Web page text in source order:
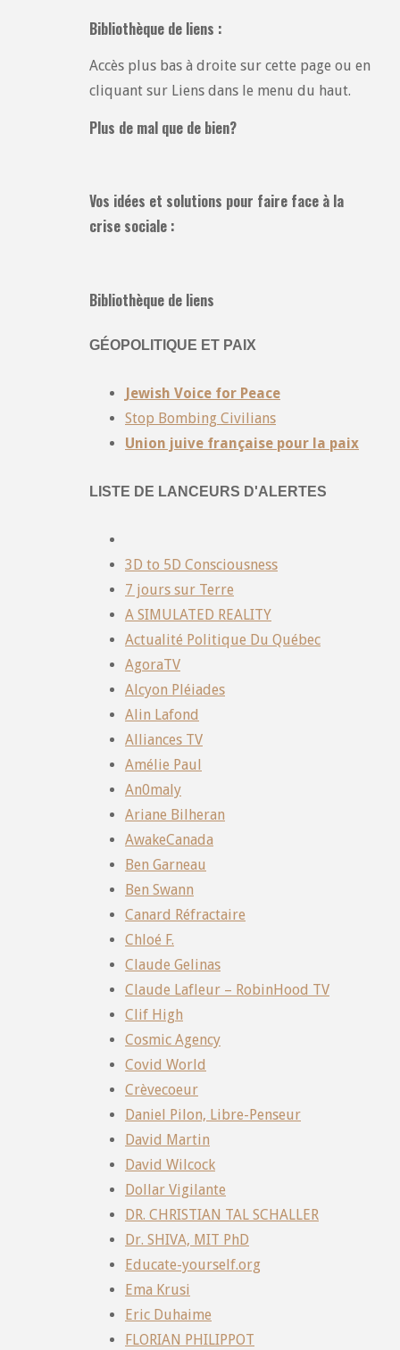
Bibliothèque de liens :
Accès plus bas à droite sur cette page ou en
cliquant sur Liens dans le menu du haut.
Plus de mal que de bien?
Vos idées et solutions pour faire face à la
crise sociale :
Bibliothèque de liens
GÉOPOLITIQUE ET PAIX
Jewish Voice for Peace
Stop Bombing Civilians
Union juive française pour la paix
LISTE DE LANCEURS D'ALERTES
3D to 5D Consciousness
7 jours sur Terre
A SIMULATED REALITY
Actualité Politique Du Québec
AgoraTV
Alcyon Pléiades
Alin Lafond
Alliances TV
Amélie Paul
An0maly
Ariane Bilheran
AwakeCanada
Ben Garneau
Ben Swann
Canard Réfractaire
Chloé F.
Claude Gelinas
Claude Lafleur – RobinHood TV
Clif High
Cosmic Agency
Covid World
Crèvecoeur
Daniel Pilon, Libre-Penseur
David Martin
David Wilcock
Dollar Vigilante
DR. CHRISTIAN TAL SCHALLER
Dr. SHIVA, MIT PhD
Educate-yourself.org
Ema Krusi
Eric Duhaime
FLORIAN PHILIPPOT